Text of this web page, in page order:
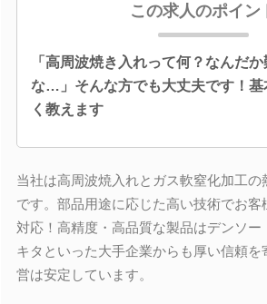
この求人のポイン
「高周波焼き入れって何？なんだ
な…」そんな方でも大丈夫です！基
く教えます
当社は高周波焼入れとガス軟窒化加工の
です。部品用途に応じた高い技術でお客
対応！高精度・高品質な製品はデンソー
キタといった大手企業からも厚い信頼を
営は安定しています。